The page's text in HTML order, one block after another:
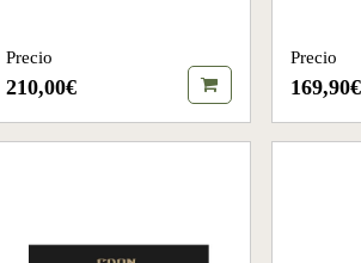
Precio
210,00€
Precio
169,90€